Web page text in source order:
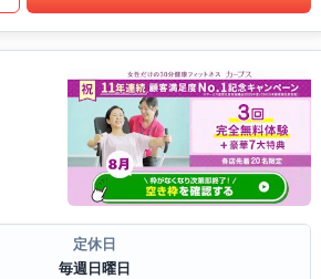
定休日
毎週日曜日